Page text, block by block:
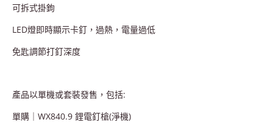
可拆式掛鉤
LED燈即時顯示卡釘，過熱，電量過低
免匙調節打釘深度
產品以單機或套裝發售，包括:
單購｜ WX840.9 鋰電釘槍(淨機)